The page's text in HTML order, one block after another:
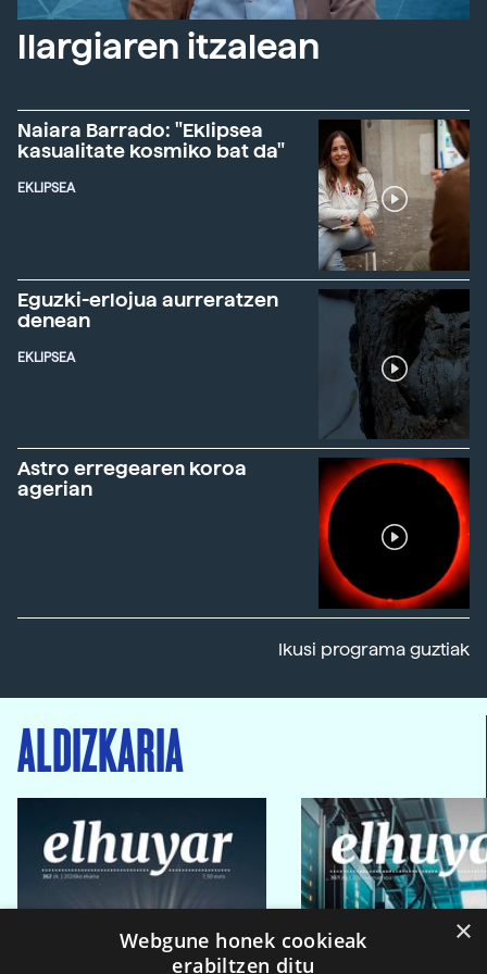
Ilargiaren itzalean
Naiara Barrado: "Eklipsea
kasualitate kosmiko bat da"
EKLIPSEA
Eguzki-erlojua aurreratzen
denean
EKLIPSEA
Astro erregearen koroa
agerian
Ikusi programa guztiak
ALDIZKARIA
×
Webgune honek cookieak
erabiltzen ditu